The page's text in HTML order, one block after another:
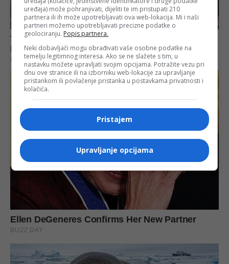
uređaja) može pohranjivati, dijeliti te im pristupati 210
partnera ili ih može upotrebljavati ova web-lokacija. Mi i naši
partneri možemo upotrebljavati precizne podatke o
geolociranju. Popis partnera.
Neki dobavljači mogu obrađivati vaše osobne podatke na
temelju legitimnog interesa. Ako se ne slažete s tim, u
nastavku možete upravljati svojim opcijama. Potražite vezu pri
dnu ove stranice ili na izborniku web-lokacije za upravljanje
pristankom ili povlačenje pristanka u postavkama privatnosti i
kolačića.
Pristajem
Upravljanje opcijama